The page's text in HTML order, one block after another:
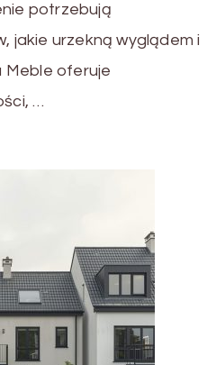
potrzebują
jakie urzekną wyglądem i
Meble oferuje
…